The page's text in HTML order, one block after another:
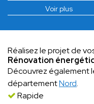
Voir plus
Réalisez le projet de
Rénovation
Découvrez également
départementNord.
Rapide